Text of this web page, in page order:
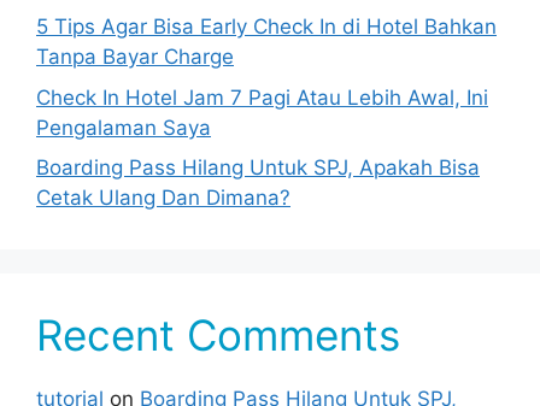
5 Tips Agar Bisa Early Check In di Hotel Bahkan
Tanpa Bayar Charge
Check In Hotel Jam 7 Pagi Atau Lebih Awal, Ini
Pengalaman Saya
Boarding Pass Hilang Untuk SPJ, Apakah Bisa
Cetak Ulang Dan Dimana?
Recent Comments
tutorial on Boarding Pass Hilang Untuk SPJ,